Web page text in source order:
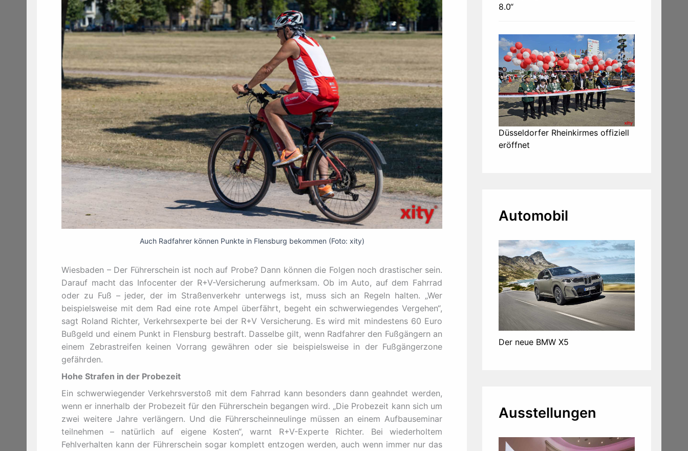
Auch Radfahrer können Punkte in Flensburg bekommen (Foto: xity)
Wiesbaden – Der Führerschein ist noch auf Probe? Dann können die Folgen noch drastischer sein.
Darauf macht das Infocenter der R+V-Versicherung aufmerksam. Ob im Auto, auf dem Fahrrad
oder zu Fuß – jeder, der im Straßenverkehr unterwegs ist, muss sich an Regeln halten. „Wer
beispielsweise mit dem Rad eine rote Ampel überfährt, begeht ein schwerwiegendes Vergehen“,
sagt Roland Richter, Verkehrsexperte bei der R+V Versicherung. Es wird mit mindestens 60 Euro
Bußgeld und einem Punkt in Flensburg bestraft. Dasselbe gilt, wenn Radfahrer den Fußgängern an
einem Zebrastreifen keinen Vorrang gewähren oder sie beispielsweise in der Fußgängerzone
gefährden.
Hohe Strafen in der Probezeit
Ein schwerwiegender Verkehrsverstoß mit dem Fahrrad kann besonders dann geahndet werden,
wenn er innerhalb der Probezeit für den Führerschein begangen wird. „Die Probezeit kann sich um
zwei weitere Jahre verlängern. Und die Führerscheinneulinge müssen an einem Aufbauseminar
teilnehmen – natürlich auf eigene Kosten“, warnt R+V-Experte Richter. Bei wiederholtem
Fehlverhalten kann der Führerschein sogar komplett entzogen werden, auch wenn immer nur das
8.0“
Düsseldorfer Rheinkirmes offiziell
eröffnet
Automobil
Der neue BMW X5
Ausstellungen